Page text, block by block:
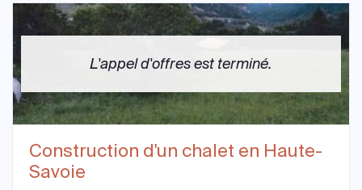
L'appel d'offres est terminé.
Construction d'un chalet en Haute-
Savoie